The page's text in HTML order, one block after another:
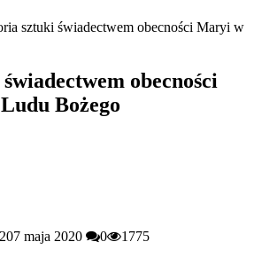
sztuki świadectwem obecności Maryi w
obecności
Bożego
7 maja 2020 0 1775